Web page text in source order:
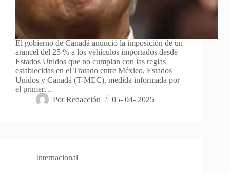
El gobierno de Canadá anunció la imposición de un
arancel del 25 % a los vehículos importados desde
Estados Unidos que no cumplan con las reglas
establecidas en el Tratado entre México, Estados
Unidos y Canadá (T-MEC), medida informada por
el primer…
Por Redacción 05- 04- 2025
Internacional